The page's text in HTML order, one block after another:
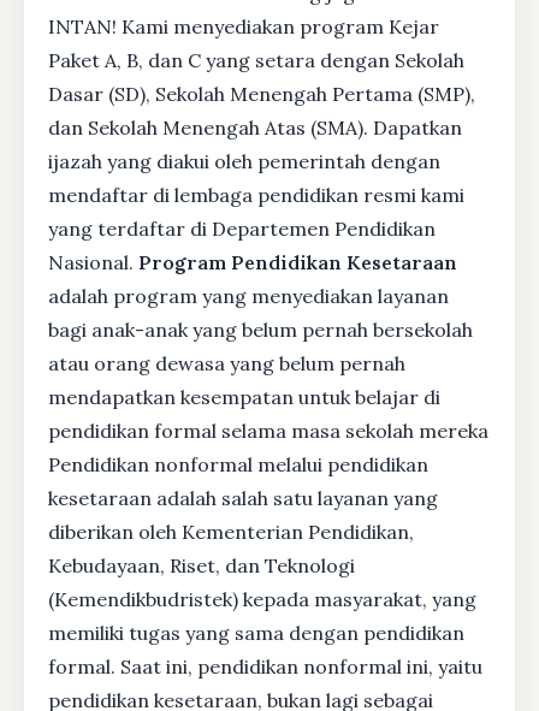
INTAN! Kami menyediakan program Kejar
Paket A, B, dan C yang setara dengan Sekolah
Dasar (SD), Sekolah Menengah Pertama (SMP),
dan Sekolah Menengah Atas (SMA). Dapatkan
ijazah yang diakui oleh pemerintah dengan
mendaftar di lembaga pendidikan resmi kami
yang terdaftar di Departemen Pendidikan
Nasional. Program Pendidikan Kesetaraan
adalah program yang menyediakan layanan
bagi anak-anak yang belum pernah bersekolah
atau orang dewasa yang belum pernah
mendapatkan kesempatan untuk belajar di
pendidikan formal selama masa sekolah mereka
Pendidikan nonformal melalui pendidikan
kesetaraan adalah salah satu layanan yang
diberikan oleh Kementerian Pendidikan,
Kebudayaan, Riset, dan Teknologi
(Kemendikbudristek) kepada masyarakat, yang
memiliki tugas yang sama dengan pendidikan
formal. Saat ini, pendidikan nonformal ini, yaitu
pendidikan kesetaraan, bukan lagi sebagai